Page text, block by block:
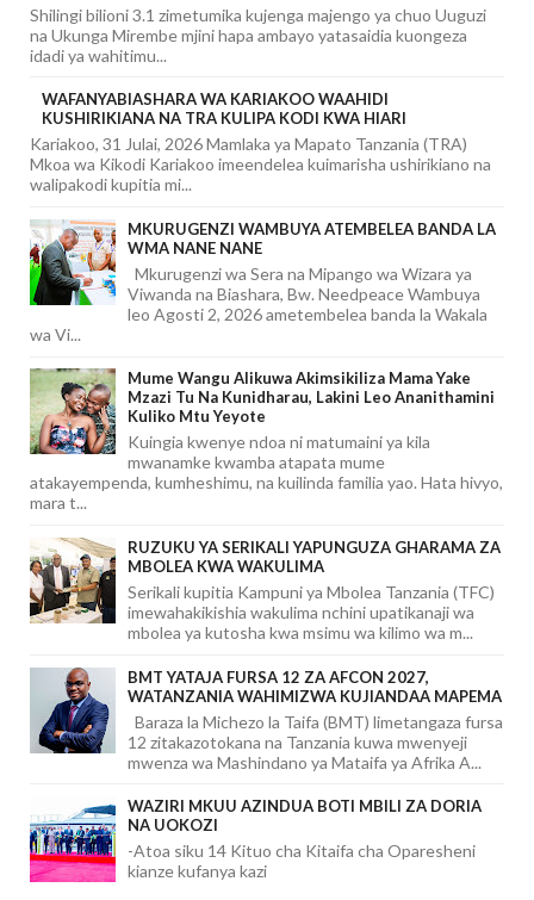
Shilingi bilioni 3.1 zimetumika kujenga majengo ya chuo Uuguzi
na Ukunga Mirembe mjini hapa ambayo yatasaidia kuongeza
idadi ya wahitimu...
WAFANYABIASHARA WA KARIAKOO WAAHIDI
KUSHIRIKIANA NA TRA KULIPA KODI KWA HIARI
Kariakoo, 31 Julai, 2026 Mamlaka ya Mapato Tanzania (TRA)
Mkoa wa Kikodi Kariakoo imeendelea kuimarisha ushirikiano na
walipakodi kupitia mi...
MKURUGENZI WAMBUYA ATEMBELEA BANDA LA
WMA NANE NANE
Mkurugenzi wa Sera na Mipango wa Wizara ya
Viwanda na Biashara, Bw. Needpeace Wambuya
leo Agosti 2, 2026 ametembelea banda la Wakala
wa Vi...
Mume Wangu Alikuwa Akimsikiliza Mama Yake
Mzazi Tu Na Kunidharau, Lakini Leo Ananithamini
Kuliko Mtu Yeyote
Kuingia kwenye ndoa ni matumaini ya kila
mwanamke kwamba atapata mume
atakayempenda, kumheshimu, na kuilinda familia yao. Hata hivyo,
mara t...
RUZUKU YA SERIKALI YAPUNGUZA GHARAMA ZA
MBOLEA KWA WAKULIMA
Serikali kupitia Kampuni ya Mbolea Tanzania (TFC)
imewahakikishia wakulima nchini upatikanaji wa
mbolea ya kutosha kwa msimu wa kilimo wa m...
BMT YATAJA FURSA 12 ZA AFCON 2027,
WATANZANIA WAHIMIZWA KUJIANDAA MAPEMA
Baraza la Michezo la Taifa (BMT) limetangaza fursa
12 zitakazotokana na Tanzania kuwa mwenyeji
mwenza wa Mashindano ya Mataifa ya Afrika A...
WAZIRI MKUU AZINDUA BOTI MBILI ZA DORIA
NA UOKOZI
-Atoa siku 14 Kituo cha Kitaifa cha Oparesheni
kianze kufanya kazi